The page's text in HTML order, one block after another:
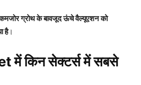
ग्रोथ के बावजूद ऊंचे वैल्यूएशन को
है।
में किन सेक्टर्स में सबसे